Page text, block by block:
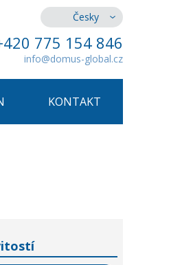
Česky
775 154 846
info@domus-global.cz
KONTAKT